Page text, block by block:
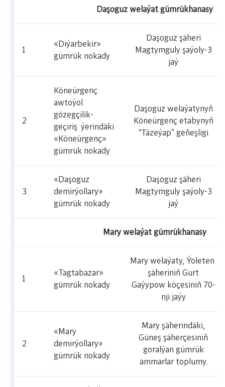
Daşoguz welaýat gümrükhanasy
1
«Diýarbekir»
gümrük nokady
Daşoguz şäheri
Magtymguly şaýoly-3
jaý
2
Köneürgenç
awtoýol
gözegçilik-
geçiriş ýerindäki
«Köneürgenç»
gümrük nokady
Daşoguz welaýatynyň
Köneürgenç etabynyň
“Täzeýap” geňeşligi
3
«Daşoguz
demirýollary»
gümrük nokady
Daşoguz şäheri
Magtymguly şaýoly-3
jaý
Mary welaýat gümrükhanasy
1
«Tagtabazar»
gümrük nokady
Mary welaýaty, Ýoleten
şäheriniň Gurt
Gaýypow köçesiniň 70-
nji jaýy
2
«Mary
demirýollary»
gümrük nokady
Mary şäherindäki,
Güneş şäherçesiniň
goralýan gümrük
ammarlar toplumy.